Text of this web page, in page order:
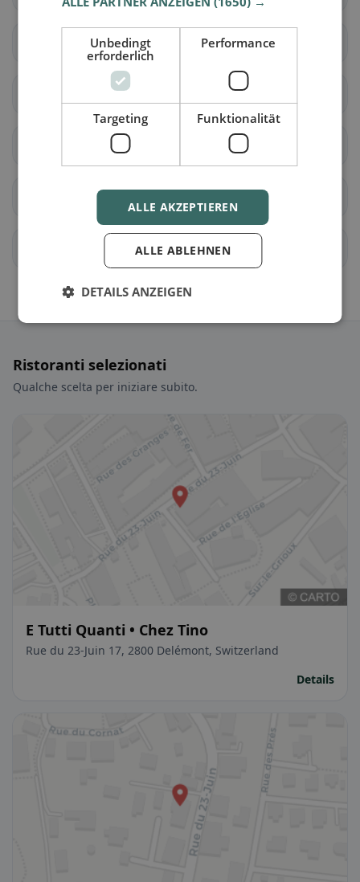
Mettembert
Pleigne
Saulcy
Haute-Sorne
Le Bémont (JU)
Ristoranti selezionati
Qualche scelta per iniziare subito.
E Tutti Quanti • Chez Tino
Rue du 23-Juin 17, 2800 Delémont, Switzerland
Details
Unbedingt
erforderlich
Performance
Targeting Funktionalität
ALLE AKZEPTIEREN
ALLE ABLEHNEN
DETAILS ANZEIGEN